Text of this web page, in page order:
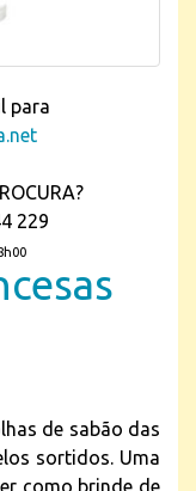
para
229
de sabão das
sortidos. Uma
como brinde de